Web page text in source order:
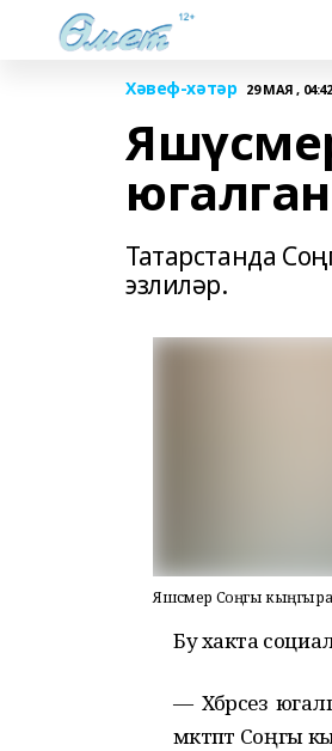
Хәвеф-хәтәр 29 МАЯ , 04:42
югалган
Татарстанда
эзлиләр.
Яшүсмер Соңгы
Бу хакта
— Хәбәрсез
мәктәптә